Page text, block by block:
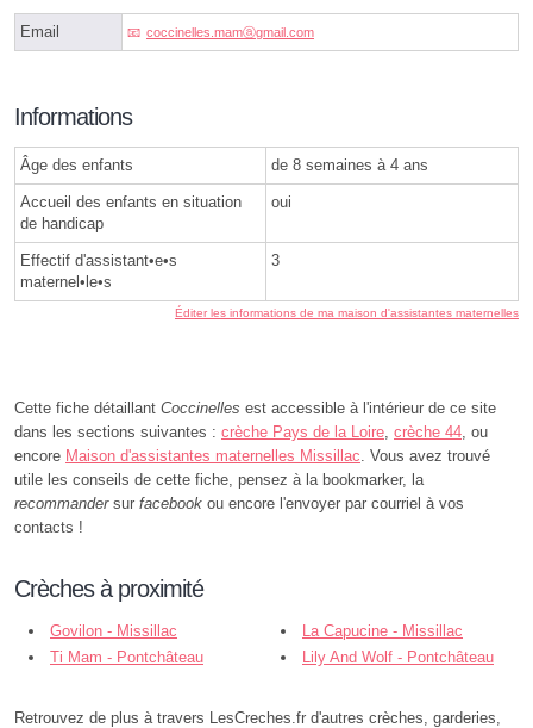
Email coccinelles.mamⓐgmail.com
Informations
Âge des enfants de 8 semaines à 4 ans
Accueil des enfants en situation
de handicap
oui
Effectif d'assistant•e•s
maternel•le•s
3
Éditer les informations de ma maison d'assistantes maternelles
Cette fiche détaillant Coccinelles est accessible à l'intérieur de ce site
dans les sections suivantes : crèche Pays de la Loire, crèche 44, ou
encore Maison d'assistantes maternelles Missillac. Vous avez trouvé
utile les conseils de cette fiche, pensez à la bookmarker, la
recommandersur facebook ou encore l'envoyer par courriel à vos
contacts !
Crèches à proximité
Govilon - Missillac
La Capucine - Missillac
Ti Mam - Pontchâteau
Lily And Wolf - Pontchâteau
Retrouvez de plus à travers LesCreches.fr d'autres crèches, garderies,